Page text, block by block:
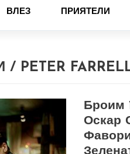
ВЛЕЗ ПРИЯТЕЛИ
Броим
Оскар